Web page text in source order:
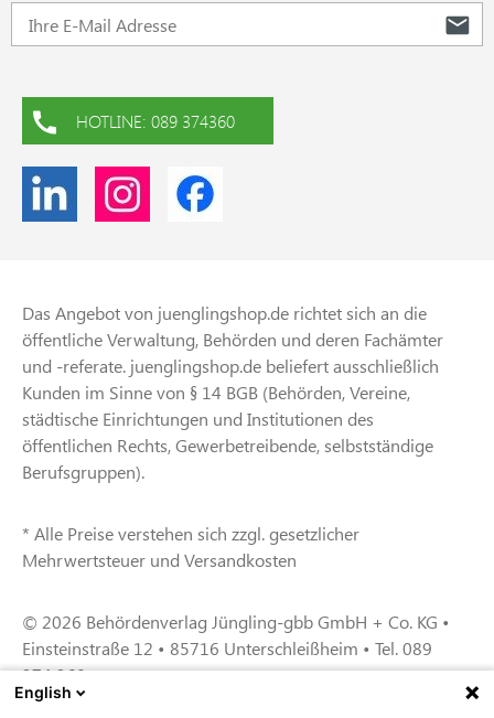
HOTLINE: 089 374360
Das Angebot von juenglingshop.de richtet sich an die
öffentliche Verwaltung, Behörden und deren Fachämter
und -referate. juenglingshop.de beliefert ausschließlich
Kunden im Sinne von § 14 BGB (Behörden, Vereine,
städtische Einrichtungen und Institutionen des
öffentlichen Rechts, Gewerbetreibende, selbstständige
Berufsgruppen).
* Alle Preise verstehen sich zzgl. gesetzlicher
Mehrwertsteuer und Versandkosten
© 2026 Behördenverlag Jüngling-gbb GmbH + Co. KG •
Einsteinstraße 12 • 85716 Unterschleißheim • Tel. 089
374 360
English